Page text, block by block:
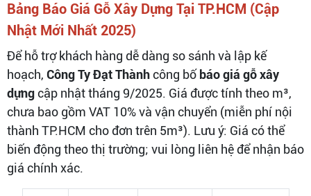
Bảng Báo Giá Gỗ Xây Dựng Tại TP.HCM (Cập
Nhật Mới Nhất 2025)
Để hỗ trợ khách hàng dễ dàng so sánh và lập kế
hoạch, Công Ty Đạt Thànhcông bố báo giá gỗ xây
dựngcập nhật tháng 9/2025. Giá được tính theo m³,
chưa bao gồm VAT 10% và vận chuyển (miễn phí nội
thành TP.HCM cho đơn trên 5m³). Lưu ý: Giá có thể
biến động theo thị trường; vui lòng liên hệ để nhận báo
giá chính xác.